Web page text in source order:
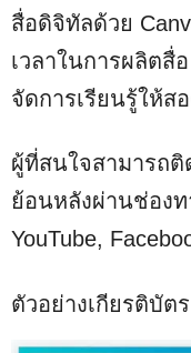
สื่อดิจิทัลด้วย
เวลาในการผลิต
จัดการเรียนรู้ให้ส
ผู้ที่สนใจสามารถ
ย้อนหลังผ่านช่องท
YouTube,
ตัวอย่างเกียรติบัตร